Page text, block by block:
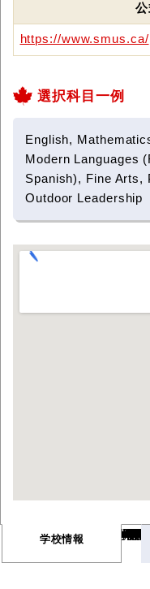
https://www.smus.ca/
選択科目一例
English,
Modern Languages
Spanish), Fine Arts,
Outdoor Leadership
学校情報 Warning/var/www/html/wp-content/themes/vancouver/single-school.php669Warning/var/www/html/wp-content/themes/vancouver/single-school.php672